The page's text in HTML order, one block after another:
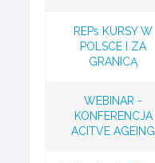
REPs KURSY W
POLSCE I ZA
GRANICĄ
WEBINAR -
KONFERENCJA
ACITVE AGEING